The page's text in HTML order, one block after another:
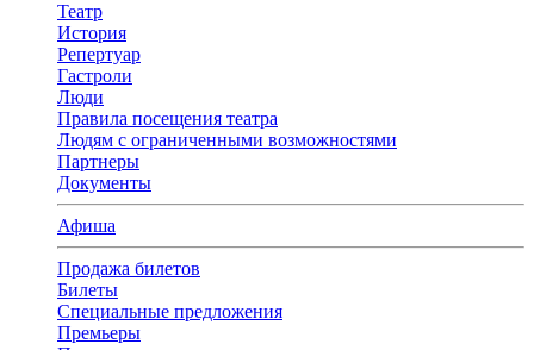
Театр
История
Репертуар
Гастроли
Люди
Правила посещения театра
Людям с ограниченными возможностями
Партнеры
Документы
Афиша
Продажа билетов
Билеты
Специальные предложения
Премьеры